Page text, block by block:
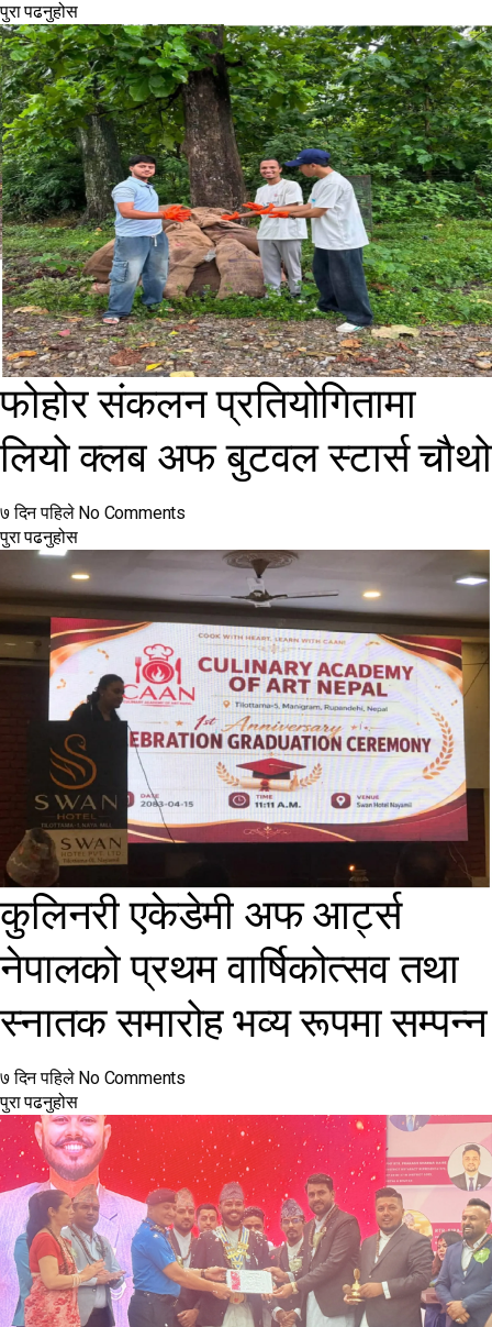
पुरा पढनुहोस
फोहोर संकलन प्रतियोगितामा
लियो क्लब अफ बुटवल स्टार्स चौथो
७ दिन पहिले No Comments
पुरा पढनुहोस
कुलिनरी एकेडेमी अफ आर्ट्स
नेपालको प्रथम वार्षिकोत्सव तथा
स्नातक समारोह भव्य रूपमा सम्पन्न
७ दिन पहिले No Comments
पुरा पढनुहोस